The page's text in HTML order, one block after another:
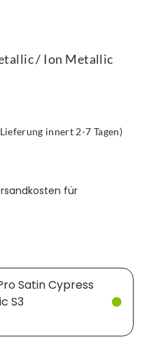
/ Ion Metallic
innert 2-7 Tagen)
für
Satin Cypress
S3